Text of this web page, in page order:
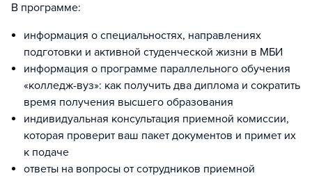
В программе:
информация о специальностях, направлениях
подготовки и активной студенческой жизни в МБИ
информация о программе параллельного обучения
«колледж-вуз»: как получить два диплома и сократить
время получения высшего образования
индивидуальная консультация приемной комиссии,
которая проверит ваш пакет документов и примет их
к подаче
ответы на вопросы от сотрудников приемной